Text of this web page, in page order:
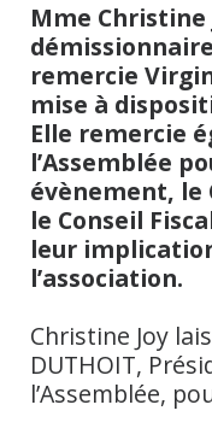
Mme Christine
remercie
mise à
Elle remercie
l’Assemblée
évènement, le
le Conseil
leur
l’association.
Christine Joy
DUTHOIT,
l’Assemblée,